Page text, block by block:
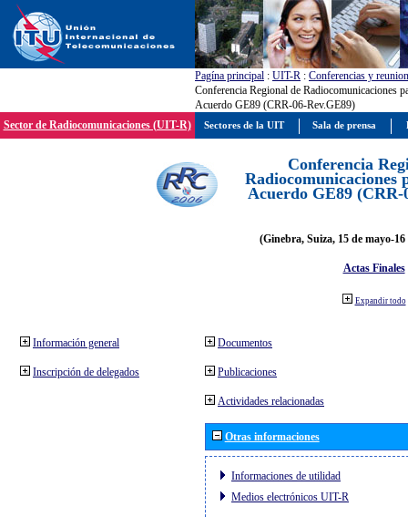
Pagína principal : UIT-R : Conferencias y
Conferencia Regional de Radiocomunicaciones
Acuerdo GE89 (CRR-06-Rev.GE89)
Sector de Radiocomunicaciones (UIT-R)
Conferencia
Radiocomunicaciones
Acuerdo GE89 (CRR-
(Ginebra, Suiza, 15 de mayo-
Actas Finales
Expandir todo
Información general
Inscripción de delegados
Documentos
Publicaciones
Actividades relacionadas
Otras informaciones
Informaciones de utilidad
Medios electrónicos UIT-R
Sectores de la UIT Sala de prensa